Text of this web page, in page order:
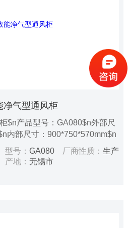
净气型通风柜
$n产品型号：GA080$n外部尺
内部尺寸：900*750*570mm$n
平均表面风速：0.4-0.6m/s$n电
率：60W$n音量：50 dBA$n操
号： GA080厂商性质： 生产
产地： 无锡市